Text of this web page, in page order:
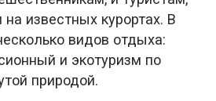
известных курортах. В
видов отдыха:
и экотуризм по
природой.